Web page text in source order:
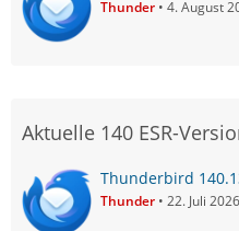
Thunder 4. August
Aktuelle 140 ESR-
Thunderbird
Thunder 22. Juli